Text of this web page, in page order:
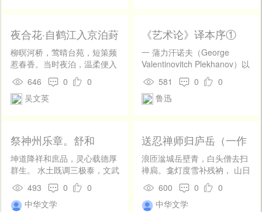
开国日，元主泥人泪簇。 蛋壳
乾坤，丸泥世界，疾卷如风烛
残。 老僧山畔，烹泉只取一
掬。
涯， 泛梗飘萍。 饮罢不妨醉
卧， 尘劳事、有耳谁听？ 江
风静，日高未起， 枕上酒微
醒。
夜合花·自鹤江入京泊葑
门外有感
柳暝河桥，莺晴台苑，短策频
惹春香。当时夜泊，温柔便入
深乡。词韵窄，酒杯长。翦蜡
花、壶箭催忙。共追游处，凌
波翠陌，连棹横塘。 十年一梦
罂。溪雨急，岸花狂。趁残
鸦、飞过苍茫。故人楼上，凭
谁指与，芳草斜阳。
646 0
0
吴文英
《艺术论》译本序①
一 蒲力汗诺夫（George
Valentinovitch Plekhanov）以
一八五七年，生于坦木皤夫省
的一个贵族的家里。自他出世
以至成年之间，在俄国革命运
的时候。他们当初的意见，以
为俄国的民众，即大多数的农
民，是已经领会了社会主义，
在精神上，成着不自觉的社会
主义者的，所以民众主义者的
使命，只在“到民间去”，向他
们说明那境遇，善导他们对于
581 0
0
鲁迅
祭神州乐章。舒和
坤道降祥和庶品，灵心载德厚
群生。 水土既调三极泰，文武
毕备九区平。
493 0
0
中华文学
送忍禅师归庐岳（一作
送庐岳僧。一作朱庆馀
诗）
浪匝湓城岳壁青，白头僧去扫
禅扃。龛灯度雪补残衲， 山日
上轩看旧经。泉水带冰寒溜
涩，薜萝新雨曙烟腥。 已知身
事非吾道，甘卧荒斋竹满庭。
600 0
0
中华文学